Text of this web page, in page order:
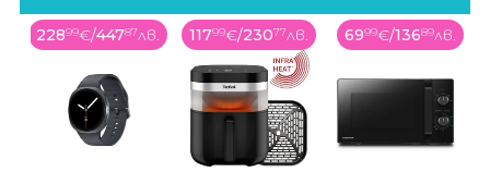
22899€/44787лв. 11799€/23077лв. 6999€/13689лв.